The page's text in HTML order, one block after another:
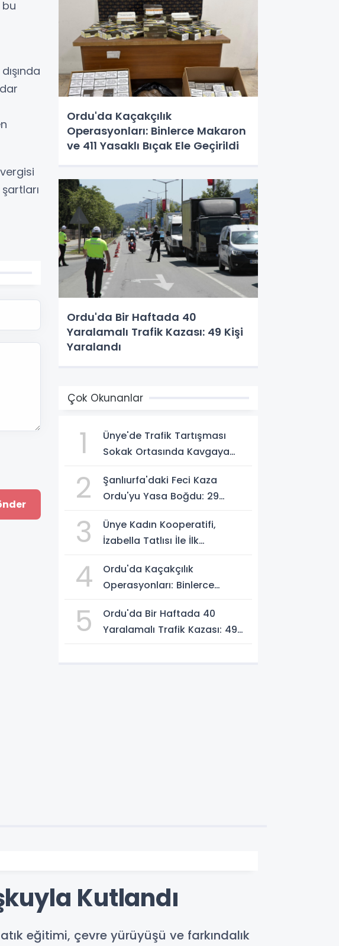
Ordu'da Kaçakçılık
Operasyonları: Binlerce Makaron
ve 411 Yasaklı Bıçak Ele Geçirildi
Ordu'da Bir Haftada 40
Yaralamalı Trafik Kazası: 49 Kişi
Yaralandı
Çok Okunanlar
1
Ünye'de Trafik Tartışması
Sokak Ortasında Kavgaya
2
Şanlıurfa'daki Feci Kaza
Ordu'yu Yasa Boğdu: 29
Yaşamını Yitirdi
3
Ünye Kadın Kooperatifi,
İzabella Tatlısı İle İlk
Oldu!
4
Ordu'da Kaçakçılık
Operasyonları: Binlerce
Ele Geçirildi
5
Ordu'da Bir Haftada 40
Yaralamalı Trafik Kazası: 49
Kutlandı
eğitimi, çevre yürüyüşü ve farkındalık